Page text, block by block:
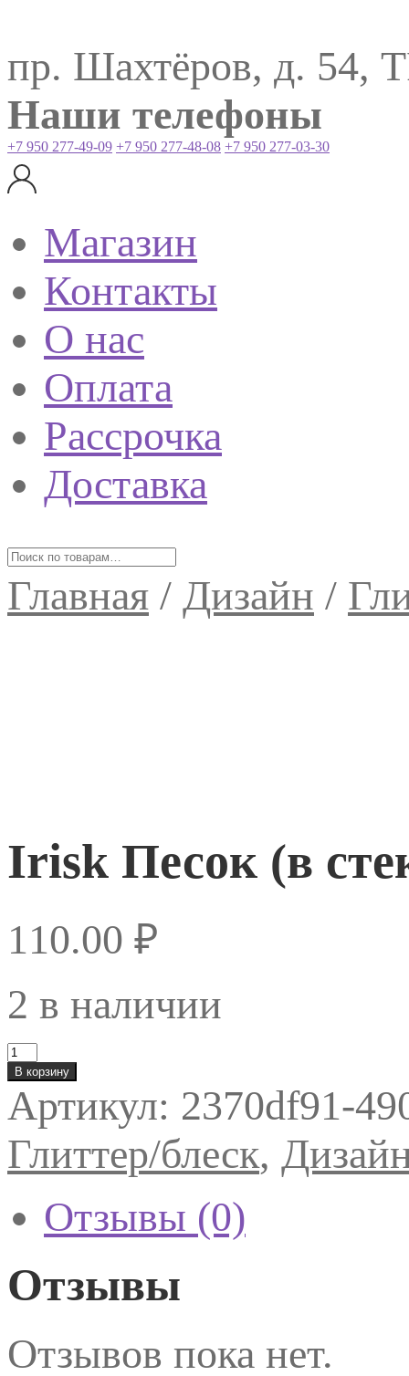
пр. Шахтёров, д. 54,
Наши телефоны
+7 950 277-49-09 +7 950 277-48-08 +7 950 277-03-30
Магазин
Контакты
О нас
Оплата
Рассрочка
Доставка
Главная / Дизайн /
Irisk Песок (в
110.00 ₽
2 в наличии
Количество
товара
Irisk
Песок
(в
стекле)
В корзину
Артикул: 2370df91-
Глиттер/блеск,
Отзывы (0)
Отзывы
Отзывов пока нет.